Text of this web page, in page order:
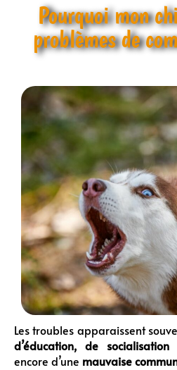
Pourquoi mon
problèmes de
Les troubles apparaissent
d’éducation, de
encore d’une mauvaise